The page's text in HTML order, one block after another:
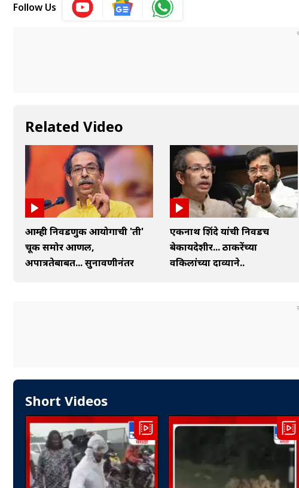
Follow Us
Related Video
आम्ही निवडणुक आयोगाची 'ती'
चूक समोर आणली,
अपात्रतेबाबत... सुनावणीनंतर
एकनाथ शिंदे यांची निवडच
बेकायदेशीर... ठाकरेंच्या
वकिलांच्या दाव्याने..
Short Videos